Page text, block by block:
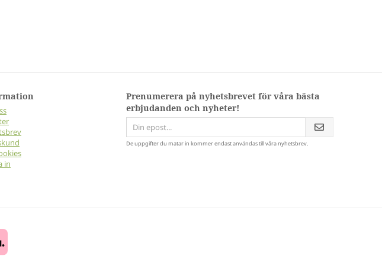
in
Prenumerera på nyhetsbrevet för våra bästa
erbjudanden och nyheter!
De uppgifter du matar in kommer endast användas till våra nyhetsbrev.